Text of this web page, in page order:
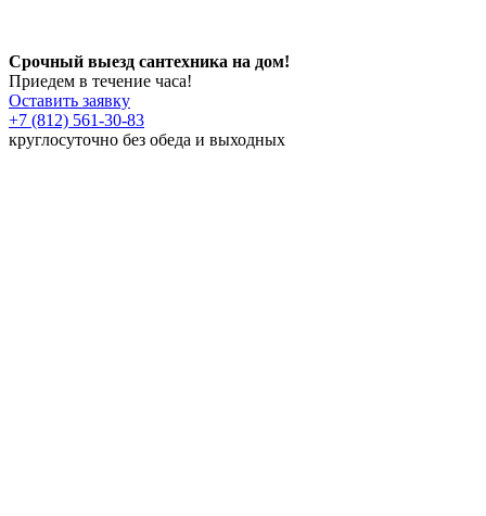
Срочный выезд сантехника на дом!
Приедем в течение часа!
Оставить заявку
+7 (812) 561-30-83
круглосуточно без обеда и выходных